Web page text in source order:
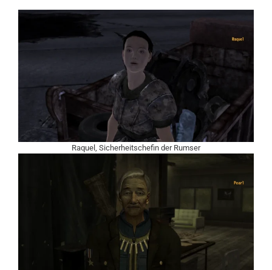
Raquel, Sicherheitschefin der Rumser